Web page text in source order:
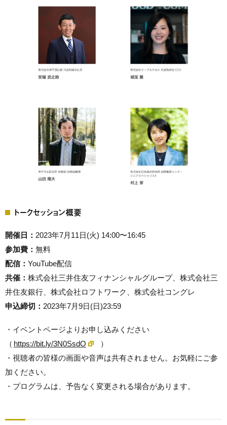
トークセッション概要
開催日： 2023年7月11日(火) 14:00〜16:45
参加費： 無料
配信： YouTube配信
共催： 株式会社三井住友フィナンシャルグループ、株式会社三
井住友銀行、株式会社ロフトワーク、株式会社コングレ
申込締切： 2023年7月9日(日)23:59
・イベントページよりお申し込みください
（ https://bit.ly/3N0SsdO
）
・視聴者の皆様の画面や音声は共有されません。お気軽にご参
加ください。
・プログラムは、予告なく変更される場合があります。